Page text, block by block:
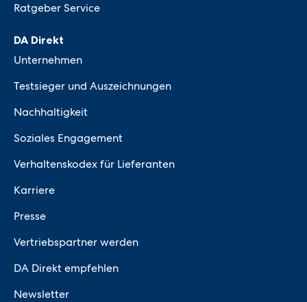
Ratgeber Service
DA Direkt
Unternehmen
Testsieger und Auszeichnungen
Nachhaltigkeit
Soziales Engagement
Verhaltenskodex für Lieferanten
Karriere
Presse
Vertriebspartner werden
DA Direkt empfehlen
Newsletter